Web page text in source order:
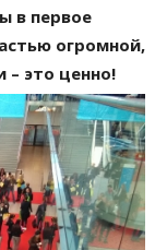
в первое
огромной,
– это ценно!